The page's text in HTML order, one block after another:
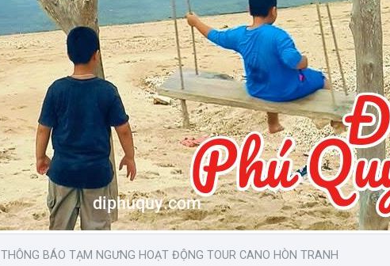
THÔNG BÁO TẠM NGƯNG HOẠT ĐỘNG TOUR CANO HÒN TRANH